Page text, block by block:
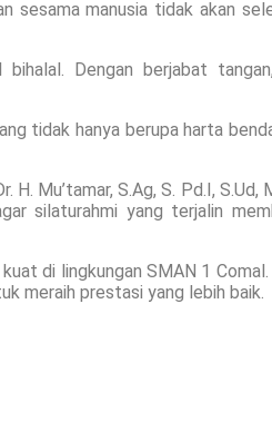
sesama manusia tidak akan
Dengan berjabat
tidak hanya berupa harta
Mu’tamar, S.Ag, S. Pd.I, S.Ud,
silaturahmi yang terjalin
di lingkungan SMAN 1
meraih prestasi yang lebih baik.